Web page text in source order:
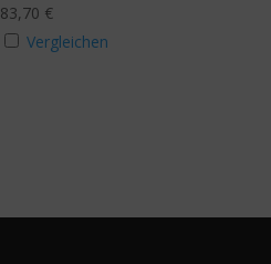
83,70 €
Vergleichen